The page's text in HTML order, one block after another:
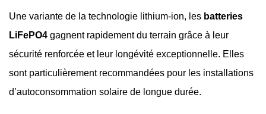
Une variante de la technologie lithium-ion, les batteries
LiFePO4 gagnent rapidement du terrain grâce à leur
sécurité renforcée et leur longévité exceptionnelle. Elles
sont particulièrement recommandées pour les installations
d’autoconsommation solaire de longue durée.